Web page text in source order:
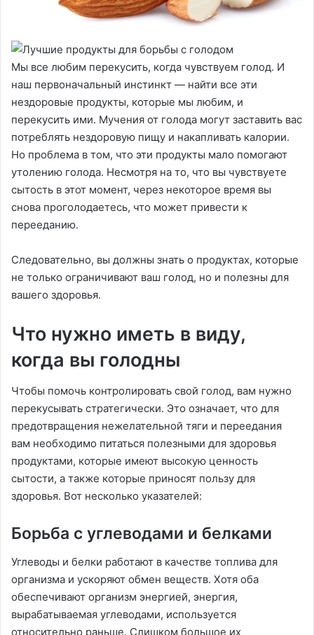
Мы все любим перекусить, когда чувствуем голод. И
наш первоначальный инстинкт — найти все эти
нездоровые продукты, которые мы любим, и
перекусить ими. Мучения от голода могут заставить вас
потреблять нездоровую пищу и накапливать калории.
Но проблема в том, что эти продукты мало помогают
утолению голода. Несмотря на то, что вы чувствуете
сытость в этот момент, через некоторое время вы
снова проголодаетесь, что может привести к
перееданию.
Следовательно, вы должны знать о продуктах, которые
не только ограничивают ваш голод, но и полезны для
вашего здоровья.
Что нужно иметь в виду,
когда вы голодны
Чтобы помочь контролировать свой голод, вам нужно
перекусывать стратегически. Это означает, что для
предотвращения нежелательной тяги и переедания
вам необходимо питаться полезными для здоровья
продуктами, которые имеют высокую ценность
сытости, а также которые приносят пользу для
здоровья. Вот несколько указателей:
Борьба с углеводами и белками
Углеводы и белки работают в качестве топлива для
организма и ускоряют обмен веществ. Хотя оба
обеспечивают организм энергией, энергия,
вырабатываемая углеводами, используется
относительно раньше. Слишком большое их